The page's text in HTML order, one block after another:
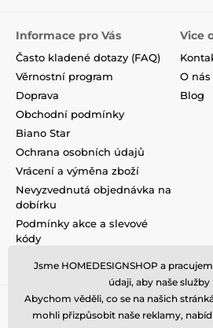
Informace pro Vás
Často kladené dotazy (FAQ)
Věrnostní program
Doprava
Obchodní podmínky
Biano Star
Ochrana osobních údajů
Vrácení a výměna zboží
Nevyzvednutá objednávka na
dobírku
Podmínky akce a slevové
kódy
Vice
O nás
Blog
Jsme HOMEDESIGNSHOP a
údaji, aby naše služby
Abychom věděli, co se na našich
mohli přizpůsobit naše reklamy,